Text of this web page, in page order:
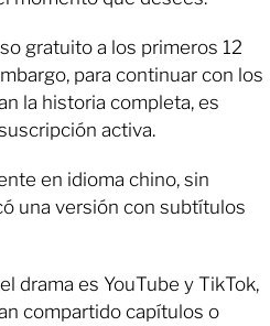
gratuito a los primeros 12
para continuar con los
la historia completa, es
activa.
en idioma chino, sin
una versión con subtítulos
el drama es YouTube y TikTok,
compartido capítulos o